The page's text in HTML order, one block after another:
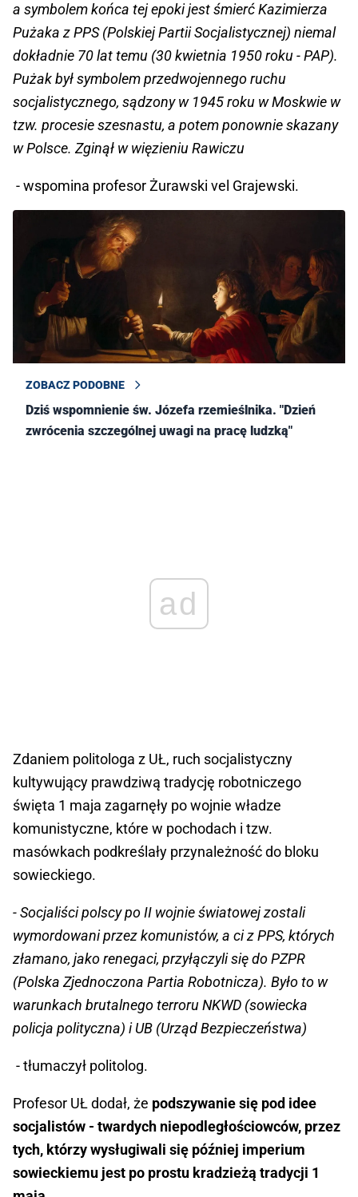
a symbolem końca tej epoki jest śmierć Kazimierza
Pużaka z PPS (Polskiej Partii Socjalistycznej) niemal
dokładnie 70 lat temu (30 kwietnia 1950 roku - PAP).
Pużak był symbolem przedwojennego ruchu
socjalistycznego, sądzony w 1945 roku w Moskwie w
tzw. procesie szesnastu, a potem ponownie skazany
w Polsce. Zginął w więzieniu Rawiczu
- wspomina profesor Żurawski vel Grajewski.
ZOBACZ PODOBNE
Dziś wspomnienie św. Józefa rzemieślnika. "Dzień
zwrócenia szczególnej uwagi na pracę ludzką"
ad
Zdaniem politologa z UŁ, ruch socjalistyczny
kultywujący prawdziwą tradycję robotniczego
święta 1 maja zagarnęły po wojnie władze
komunistyczne, które w pochodach i tzw.
masówkach podkreślały przynależność do bloku
sowieckiego.
- Socjaliści polscy po II wojnie światowej zostali
wymordowani przez komunistów, a ci z PPS, których
złamano, jako renegaci, przyłączyli się do PZPR
(Polska Zjednoczona Partia Robotnicza). Było to w
warunkach brutalnego terroru NKWD (sowiecka
policja polityczna) i UB (Urząd Bezpieczeństwa)
- tłumaczył politolog.
Profesor UŁ dodał, że podszywanie się pod idee
socjalistów - twardych niepodległościowców, przez
tych, którzy wysługiwali się później imperium
sowieckiemu jest po prostu kradzieżą tradycji 1